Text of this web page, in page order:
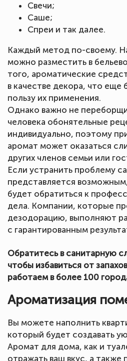
Свечи;
Саше;
Спреи и так далее.
Каждый метод по-своему.
можно разместить в
того, ароматические
в качестве декора, что еще
пользу их применения.
Однако важно не
человека обонятельные
индивидуально, поэтому
аромат может оказаться
других членов семьи или
Если устранить проблему
представляется
будет обратиться к
дела. Компании, которые
дезодорацию, выполняют
с гарантированным
Обратитесь в санитарную
чтобы избавиться от
работаем в более 100
Ароматизация
Вы можете наполнить
который будет создавать
Аромат для дома, как и
отражать ваш вкус, а также